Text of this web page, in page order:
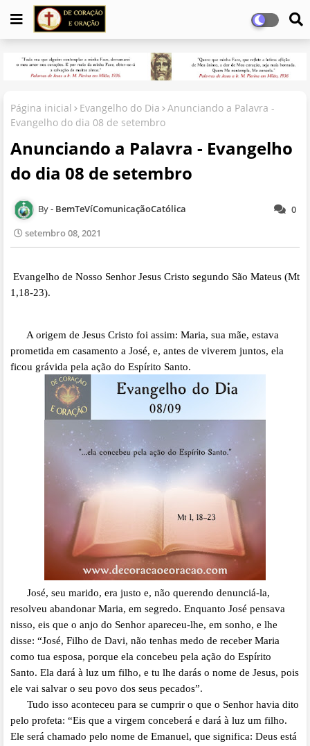
Página inicial Evangelho do Dia
Anunciando a Palavra -
Evangelho do dia 08 de setembro
Anunciando a Palavra - Evangelho
do dia 08 de setembro
0
BemTeVíComunicaçãoCatólica
setembro 08, 2021
Evangelho de Nosso Senhor Jesus Cristo segundo São Mateus (Mt
1,18-23).
A origem de Jesus Cristo foi assim: Maria, sua mãe, estava
prometida em casamento a José, e, antes de viverem juntos, ela
ficou grávida pela ação do Espírito Santo.
José, seu marido, era justo e, não querendo denunciá-la,
resolveu abandonar Maria, em segredo. Enquanto José pensava
nisso, eis que o anjo do Senhor apareceu-lhe, em sonho, e lhe
disse: “José, Filho de Davi, não tenhas medo de receber Maria
como tua esposa, porque ela concebeu pela ação do Espírito
Santo. Ela dará à luz um filho, e tu lhe darás o nome de Jesus, pois
ele vai salvar o seu povo dos seus pecados”.
Tudo isso aconteceu para se cumprir o que o Senhor havia dito
pelo profeta: “Eis que a virgem conceberá e dará à luz um filho.
Ele será chamado pelo nome de Emanuel, que significa: Deus está